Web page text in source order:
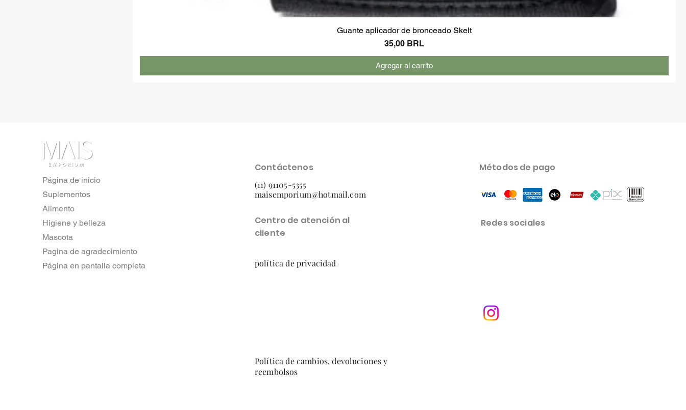
Guante aplicador de bronceado Skelt
Precio
35,00 BRL
Agregar al carrito
Página de inicio
Suplementos
Alimento
Higiene y belleza
Mascota
Pagina de agradecimiento
Página en pantalla completa
Contáctenos
(11) 91105-5355
maisemporium@hotmail.com
Centro de atención al
cliente
Métodos de pago
Redes sociales
política de privacidad
Política de cambios, devoluciones y
reembolsos